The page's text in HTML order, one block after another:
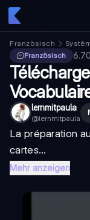
Französisch
Französisch
lernmitpaula
@lernmitpaula
La préparation
cartes...
Mehr anzeigen